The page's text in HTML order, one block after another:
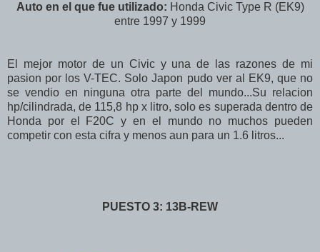
Auto en el que fue utilizado: Honda Civic Type R (EK9)
entre 1997 y 1999
El mejor motor de un Civic y una de las razones de mi
pasion por los V-TEC. Solo Japon pudo ver al EK9, que no
se vendio en ninguna otra parte del mundo...Su relacion
hp/cilindrada, de 115,8 hp x litro, solo es superada dentro de
Honda por el F20C y en el mundo no muchos pueden
competir con esta cifra y menos aun para un 1.6 litros...
PUESTO 3: 13B-REW